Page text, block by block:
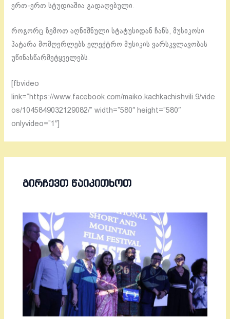
ერთ-ერთ სტუდიაშია გადაღებული.
როგორც ზემოთ აღნიშნული სტატუსიდან ჩანს, მუსიკოსი
პატარა მომღერლებს ელექტრო მუსიკის ვარსკვლავობას
უწინასწარმეტყველებს.
[fbvideo
link=”https://www.facebook.com/maiko.kachkachishvili.9/vide
os/1045849032129082/” width=”580″ height=”580″
onlyvideo=”1″]
ᲒᲘᲠᲩᲔᲕᲗ ᲬᲐᲘᲙᲘᲗᲮᲝᲗ